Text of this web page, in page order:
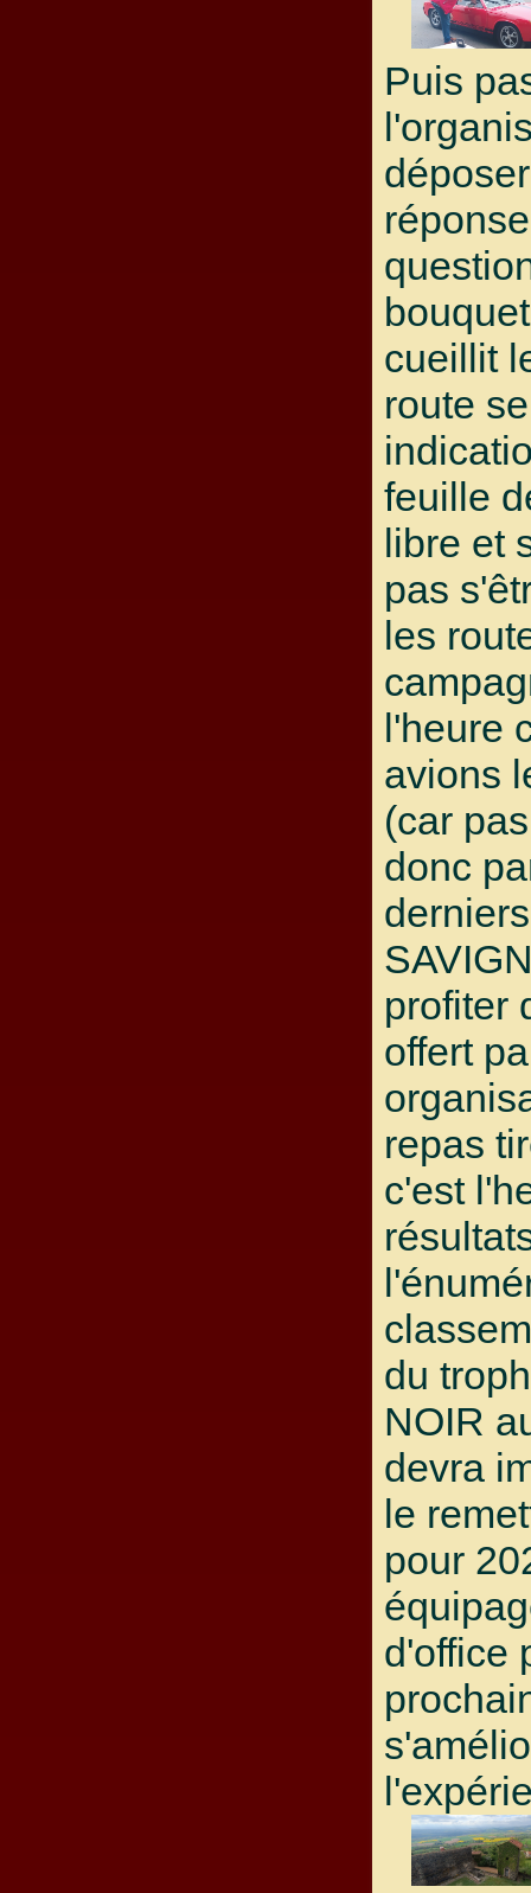
Puis
cueillit
route
feuille
libre et
pas
les
l'heure
avions
(car
donc
profiter
offert
repas
c'est
du
NOIR
devra
le
pour
d'office